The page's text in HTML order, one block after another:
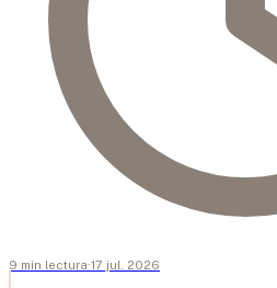
9 min lectura·17 jul. 2026